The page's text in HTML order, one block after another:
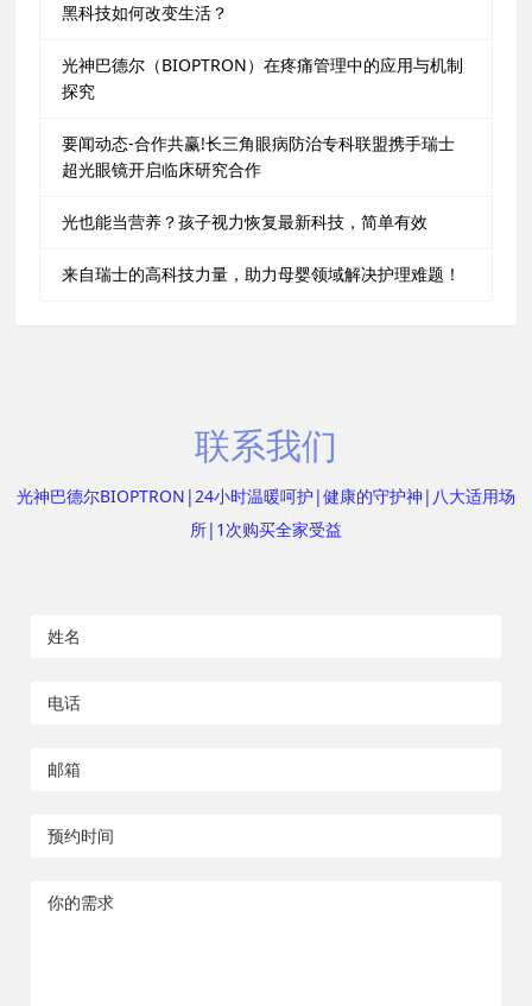
黑科技如何改变生活？
光神巴德尔（BIOPTRON）在疼痛管理中的应用与机制
探究
要闻动态-合作共赢!长三角眼病防治专科联盟携手瑞士
超光眼镜开启临床研究合作
光也能当营养？孩子视力恢复最新科技，简单有效
来自瑞士的高科技力量，助力母婴领域解决护理难题！
联系我们
光神巴德尔BIOPTRON|24小时温暖呵护|健康的守护神|八大适用场
所|1次购买全家受益